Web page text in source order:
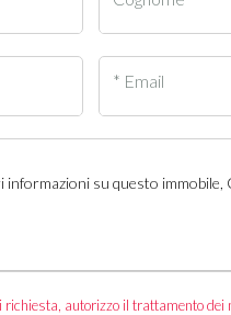
* Email
richiesta, autorizzo il trattamento